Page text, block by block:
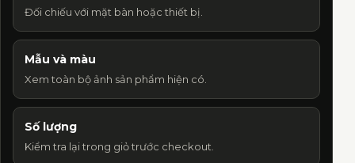
Đối chiếu với mặt bàn hoặc thiết bị.
Mẫu và màu
Xem toàn bộ ảnh sản phẩm hiện có.
Số lượng
Kiểm tra lại trong giỏ trước checkout.